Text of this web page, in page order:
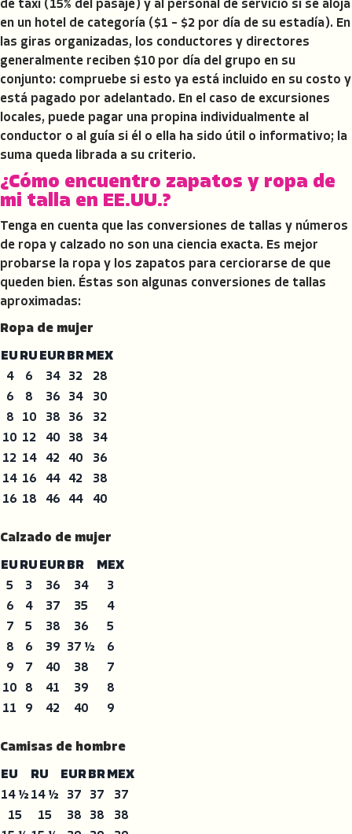
de taxi (15% del pasaje) y al personal de servicio si se aloja
en un hotel de categoría ($1 – $2 por día de su estadía). En
las giras organizadas, los conductores y directores
generalmente reciben $10 por día del grupo en su
conjunto: compruebe si esto ya está incluido en su costo y
está pagado por adelantado. En el caso de excursiones
locales, puede pagar una propina individualmente al
conductor o al guía si él o ella ha sido útil o informativo; la
suma queda librada a su criterio.
¿Cómo encuentro zapatos y ropa de
mi talla en EE.UU.?
Tenga en cuenta que las conversiones de tallas y números
de ropa y calzado no son una ciencia exacta. Es mejor
probarse la ropa y los zapatos para cerciorarse de que
queden bien. Éstas son algunas conversiones de tallas
aproximadas:
Ropa de mujer
EU RU EURBRMEX
4
6 34 32
28
6
8 36 34
30
8
10 38 36
32
10 12 40 38
34
12 14 42 40
36
14 16 44 42
38
16 18 46 44 40
Calzado de mujer
EU RU EURBR
MEX
5
3 36 34
3
6
4 37 35
4
7
5 38 36
5
8
6 39 37 ½
6
9
7 40 38
7
10
8 41 39
8
11
9 42 40 9
Camisas de hombre
EU RU EURBRMEX
14 ½ 14 ½ 37 37
37
15
15 38 38
38